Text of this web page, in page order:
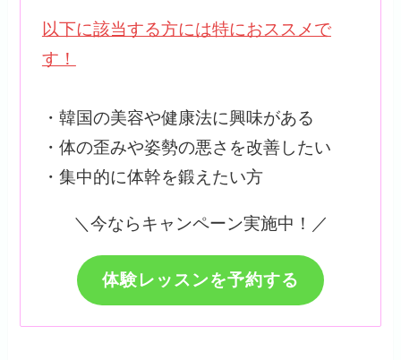
以下に該当する方には特におススメで
す！
・韓国の美容や健康法に興味がある
・体の歪みや姿勢の悪さを改善したい
・集中的に体幹を鍛えたい方
＼今ならキャンペーン実施中！／
体験レッスンを予約する